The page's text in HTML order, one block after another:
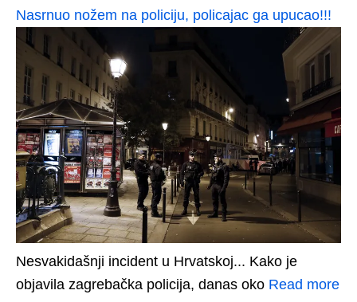
Nasrnuo nožem na policiju, policajac ga upucao!!!
Nesvakidašnji incident u Hrvatskoj... Kako je
objavila zagrebačka policija, danas oko Read more